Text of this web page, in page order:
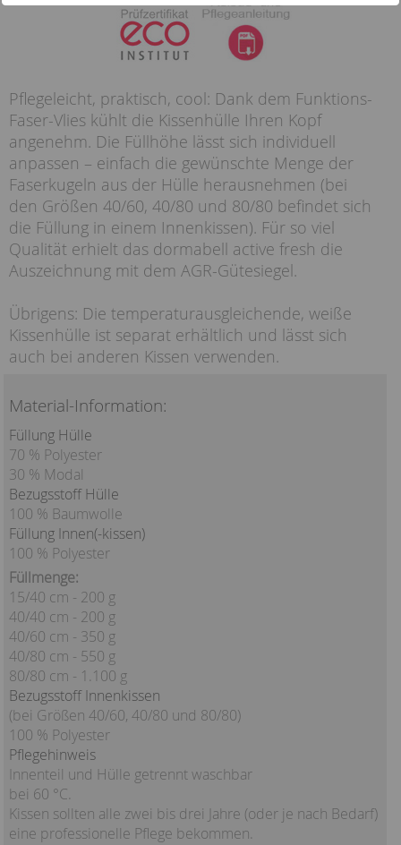
Pflegeleicht, praktisch, cool: Dank dem Funktions-
Faser-Vlies kühlt die Kissenhülle Ihren Kopf
angenehm. Die Füllhöhe lässt sich individuell
anpassen – einfach die gewünschte Menge der
Faserkugeln aus der Hülle herausnehmen (bei
den Größen 40/60, 40/80 und 80/80 befindet sich
die Füllung in einem Innenkissen). Für so viel
Qualität erhielt das dormabell active fresh die
Auszeichnung mit dem AGR-Gütesiegel.
Übrigens: Die temperaturausgleichende, weiße
Kissenhülle ist separat erhältlich und lässt sich
auch bei anderen Kissen verwenden.
Material-Information:
Füllung Hülle
70 % Polyester
30 % Modal
Bezugsstoff Hülle
100 % Baumwolle
Füllung Innen(-kissen)
100 % Polyester
Füllmenge:
15/40 cm - 200 g
40/40 cm - 200 g
40/60 cm - 350 g
40/80 cm - 550 g
80/80 cm - 1.100 g
Bezugsstoff Innenkissen
(bei Größen 40/60, 40/80 und 80/80)
100 % Polyester
Pflegehinweis
Innenteil und Hülle getrennt waschbar
bei 60 °C.
Kissen sollten alle zwei bis drei Jahre (oder je nach Bedarf)
eine professionelle Pflege bekommen.